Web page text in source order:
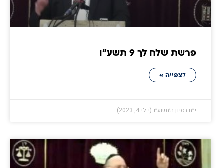
פרשת שלח לך 9 תשע״ו
לצפייה »
י״ח בסיון ה׳תשע״ו (יולי 4, 2023)